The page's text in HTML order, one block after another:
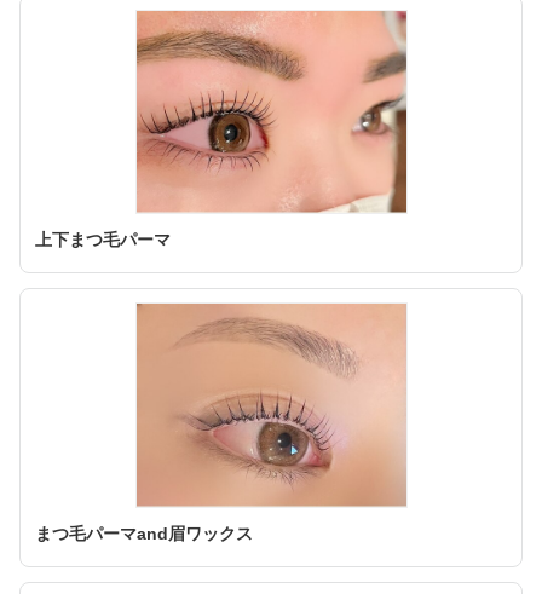
上下まつ毛パーマ
まつ毛パーマand眉ワックス